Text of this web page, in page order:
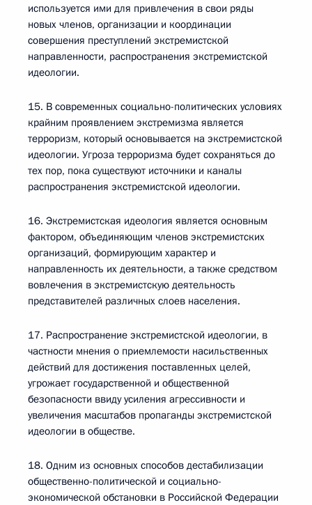
используется ими для привлечения в свои ряды
новых членов, организации и координации
совершения преступлений экстремистской
направленности, распространения экстремистской
идеологии.
15. В современных социально-политических условиях
крайним проявлением экстремизма является
терроризм, который основывается на экстремистской
идеологии. Угроза терроризма будет сохраняться до
тех пор, пока существуют источники и каналы
распространения экстремистской идеологии.
16. Экстремистская идеология является основным
фактором, объединяющим членов экстремистских
организаций, формирующим характер и
направленность их деятельности, а также средством
вовлечения в экстремистскую деятельность
представителей различных слоев населения.
17. Распространение экстремистской идеологии, в
частности мнения о приемлемости насильственных
действий для достижения поставленных целей,
угрожает государственной и общественной
безопасности ввиду усиления агрессивности и
увеличения масштабов пропаганды экстремистской
идеологии в обществе.
18. Одним из основных способов дестабилизации
общественно-политической и социально-
экономической обстановки в Российской Федерации